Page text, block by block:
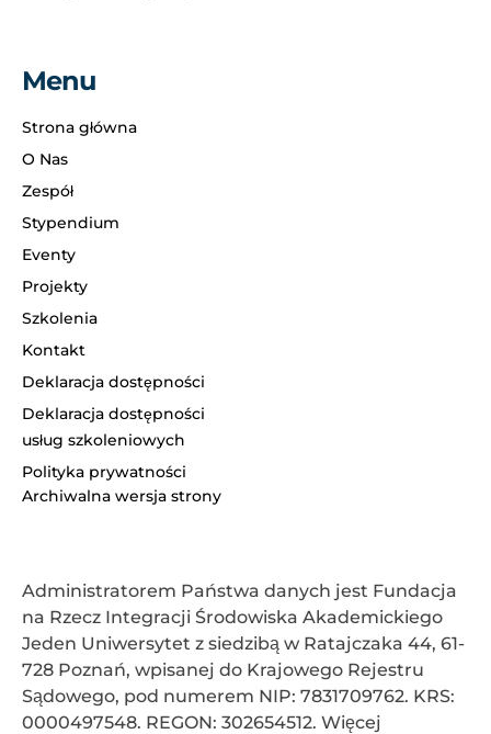
Menu
Strona główna
O Nas
Zespół
Stypendium
Eventy
Projekty
Szkolenia
Kontakt
Deklaracja dostępności
Deklaracja dostępności
usług szkoleniowych
Polityka prywatności
Archiwalna wersja strony
Administratorem Państwa danych jest Fun­da­cja
na Rzecz In­te­gra­cji Śro­do­wi­ska Aka­de­mic­kie­go
Jeden Uni­wer­sy­tet z siedzibą w Ratajczaka 44, 61-
728 Poznań, wpisanej do Krajowego Rejestru
Sądowego, pod numerem NIP: 7831709762. KRS:
0000497548. REGON: 302654512. Więcej